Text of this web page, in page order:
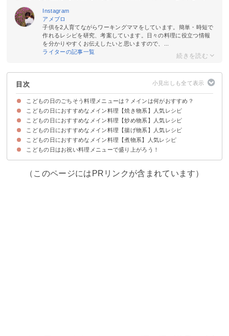
Instagram
アメブロ
子供を2人育てながらワーキングママをしています。簡単・時短で
作れるレシピを研究、考案しています。日々の料理に役立つ情報
を分かりやすくお伝えしたいと思いますので、...
ライターの記事一覧
目次
こどもの日のごちそう料理メニューは？メインは何がおすすめ？
こどもの日におすすめなメイン料理【焼き物系】人気レシピ
①パーティーにも最適なスパニッシュオムレツ
②お祝いの席に鯛の姿焼
③鯉のぼり型の魚のパイ包み焼き
④ごちそうラザニア
⑤ハニーマスタードのグリルチキン
⑥簡単手作りピザ
⑦ごちそうにビーフステーキ
こどもの日におすすめなメイン料理【炒め物系】人気レシピ
①簡単たけのこの肉巻き
②鰤の油淋鶏
③鯉のぼりのオムライス
④たけのこチャーハン
⑤パーティーに嬉しいシーフードパエリア
⑥白いビーフストロガノフ
こどもの日におすすめなメイン料理【揚げ物系】人気レシピ
①お祝いに最適な大きな海老フライ
②子どもに人気なタルタル春巻き
③子供が喜ぶ兜揚げ
④ぶりの竜田揚げ
⑤野菜入りチーズロールカツ
⑥パーティーにおすすめなチューリップ唐揚げ
こどもの日におすすめなメイン料理【煮物系】人気レシピ
①デミグラスソースの煮込みハンバーグ
②簡単ロールキャベツ
③魚好きな子どもが喜ぶブイヤベース
④ビーフシチュー
⑤ミートボールのトマト煮込み
⑥鶏肉のクリーム煮
こどもの日はお祝い料理メニューで盛り上がろう！
（このページにはPRリンクが含まれています）